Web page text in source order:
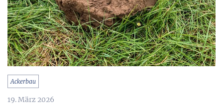
Ackerbau
19. März 2026